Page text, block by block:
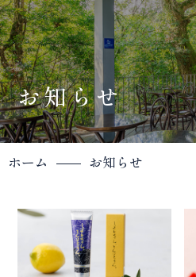
お知らせ
ホーム お知らせ